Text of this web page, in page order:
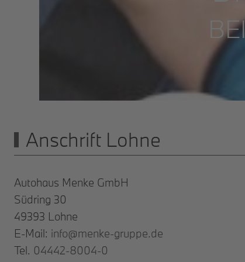
Anschrift Lohne
Autohaus Menke GmbH
Südring 30
49393 Lohne
E-Mail: info@menke-gruppe.de
Tel. 04442-8004-0